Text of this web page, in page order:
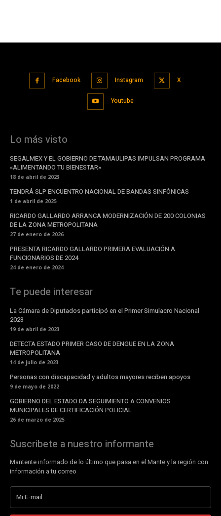
Facebook Instagram X
Youtube
Lo más visto
SEGALMEX Y EL GOBIERNO DE TAMAULIPAS IMPULSAN PROGRAMA
«ALIMENTANDO TU BIENESTAR»
18 de abril de 2023
TENDRÁ SLP ENCUENTRO NACIONAL DE BANDAS SINFÓNICAS
1 de abril de 2025
RICARDO GALLARDO ARRANCA MODERNIZACIÓN DE 200 COLONIAS
DE LA ZONA METROPOLITANA
27 de enero de 2026
PRESENTA RICARDO GALLARDO PRIMERA EVALUACIÓN A
FUNCIONARIOS DE 2024
24 de enero de 2024
Te puede interesar
La Cámara de Diputados participó en el Primer Simulacro Nacional
2023
19 de abril de 2023
DETECTA ESTADO PRIMER CASO DE DENGUE EN LA ZONA
METROPOLITANA
14 de julio de 2023
Personas con discapacidad y adultos mayores reciben apoyos
9 de mayo de 2022
GOBIERNO DEL ESTADO DA SEGUIMIENTO A CONVENIOS
MUNICIPALES DE CERTIFICACIÓN POLICIAL
26 de marzo de 2025
Suscribete a nuestro informante
Mantente informado de lo último que pasa en el Mante y la región con
información a tu correo